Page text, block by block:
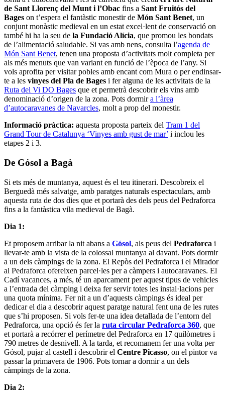
de Sant Llorenç del Munt i l’Obac fins a Sant Fruitós del
Bages on t’espera el fantàstic monestir de Món Sant Benet, un
conjunt monàstic medieval en un estat excel·lent de conservació on
també hi ha la seu de la Fundació Alícia, que promou les bondats
de l’alimentació saludable. Si vas amb nens, consulta l’agenda de
Món Sant Benet, tenen una proposta d’activitats molt completa per
als més menuts que van variant en funció de l’època de l’any. Si
vols aprofita per visitar pobles amb encant com Mura o per endinsar-
te a les vinyes del Pla de Bages i fer alguna de les activitats de la
Ruta del Vi DO Bages que et permetrà descobrir els vins amb
denominació d’origen de la zona. Pots dormira l’àrea
d’autocaravanes de Navarcles, molt a prop del monestir.
Informació pràctica: aquesta proposta parteix del Tram 1 del
Grand Tour de Catalunya ‘Vinyes amb gust de mar’ i inclou les
etapes 2 i 3.
De Gósol a Bagà
Si ets més de muntanya, aquest és el teu itinerari. Descobreix el
Berguedà més salvatge, amb paratges naturals espectaculars, amb
aquesta ruta de dos dies que et portarà des dels peus del Pedraforca
fins a la fantàstica vila medieval de Bagà.
Dia 1:
Et proposem arribar la nit abans a Gósol, als peus del Pedraforca i
llevar-te amb la vista de la colossal muntanya al davant. Pots dormir
a un dels càmpings de la zona. El Repòs del Pedraforca i el Mirador
al Pedraforca ofereixen parcel·les per a càmpers i autocaravanes. El
Cadí vacances, a més, té un aparcament per aquest tipus de vehicles
a l’entrada del càmping i deixa fer servir totes les instal·lacions per
una quota mínima. Fer nit a un d’aquests càmpings és ideal per
dedicar el dia a descobrir aquest paratge natural fent una de les rutes
que s’hi proposen. Si vols fer-te una idea detallada de l’entorn del
Pedraforca, una opció és fer la ruta circular Pedraforca 360, que
et portarà a recórrer el perímetre del Pedraforca en 17 quilòmetres i
790 metres de desnivell. A la tarda, et recomanem fer una volta per
Gósol, pujar al castell i descobrir el Centre Picasso, on el pintor va
passar la primavera de 1906. Pots tornar a dormir a un dels
càmpings de la zona.
Dia 2: